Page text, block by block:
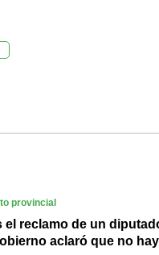
provincial
el reclamo de un
aclaró que no hay